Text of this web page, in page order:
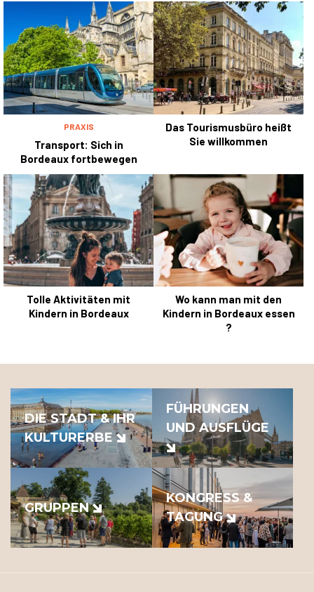
PRAXIS
Transport: Sich in
Bordeaux fortbewegen
Das Tourismusbüro heißt
Sie willkommen
Tolle Aktivitäten mit
Kindern in Bordeaux
Wo kann man mit den
Kindern in Bordeaux essen
?
DIE STADT & IHR
KULTURERBE
FÜHRUNGEN
UND AUSFLÜGE
GRUPPEN
KONGRESS &
TAGUNG